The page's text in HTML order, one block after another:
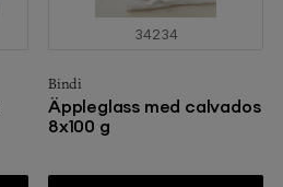
34234
Bindi
Äppleglass med calvados
8x100 g